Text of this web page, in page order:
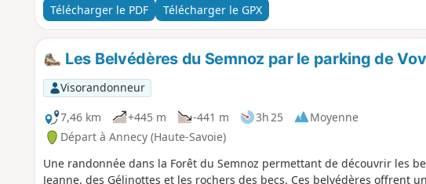
Télécharger le PDF Télécharger le GPX
Les Belvédères du Semnoz par le parking de
Visorandonneur
7,46 km
+445 m -441 m 3h 25
Moyenne
Départ à Annecy (Haute-Savoie)
Une randonnée dans la Forêt du Semnoz permettant de découvrir les
Jeanne, des Gélinottes et les rochers des becs. Ces belvédères offrent